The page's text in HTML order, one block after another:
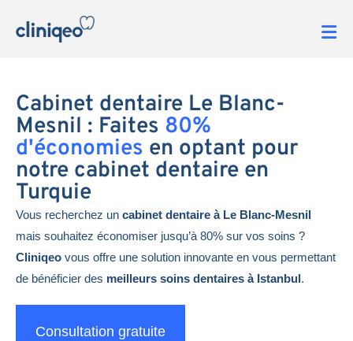
Cabinet dentaire Le Blanc-
Mesnil : Faites 80%
d'économies en optant pour
notre cabinet dentaire en
Turquie
Vous recherchez un cabinet dentaire à Le Blanc-Mesnil
mais souhaitez économiser jusqu’à 80% sur vos soins ?
Cliniqeo vous offre une solution innovante en vous permettant
de bénéficier des meilleurs soins dentaires à Istanbul.
Consultation gratuite